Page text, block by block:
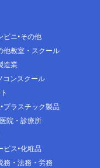
ビニ その他
他教室・スクール
造業
コンスクール
プラスチック製品
医院・診療所
ビス 化粧品
務・法務・労務